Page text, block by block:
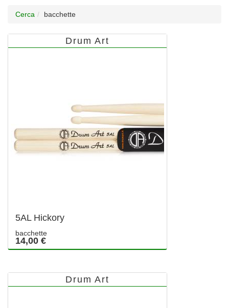
Cerca bacchette
Drum Art
5AL Hickory
bacchette
14,00 €
Drum Art